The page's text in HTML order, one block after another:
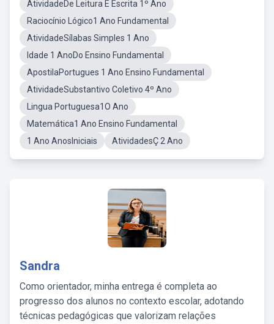
AtividadeDe Leitura E Escrita 1º Ano
Raciocínio Lógico1 Ano Fundamental
AtividadeSílabas Simples 1 Ano
Idade 1 AnoDo Ensino Fundamental
ApostilaPortugues 1 Ano Ensino Fundamental
AtividadeSubstantivo Coletivo 4º Ano
Lingua Portuguesa1O Ano
Matemática1 Ano Ensino Fundamental
1 Ano AnosIniciais
AtividadesÇ 2 Ano
Sandra
Como orientador, minha entrega é completa ao
progresso dos alunos no contexto escolar, adotando
técnicas pedagógicas que valorizam relações